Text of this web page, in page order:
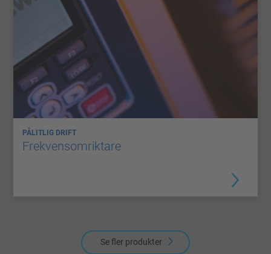
PÅLITLIG DRIFT
Frekvensomriktare
Se fler produkter